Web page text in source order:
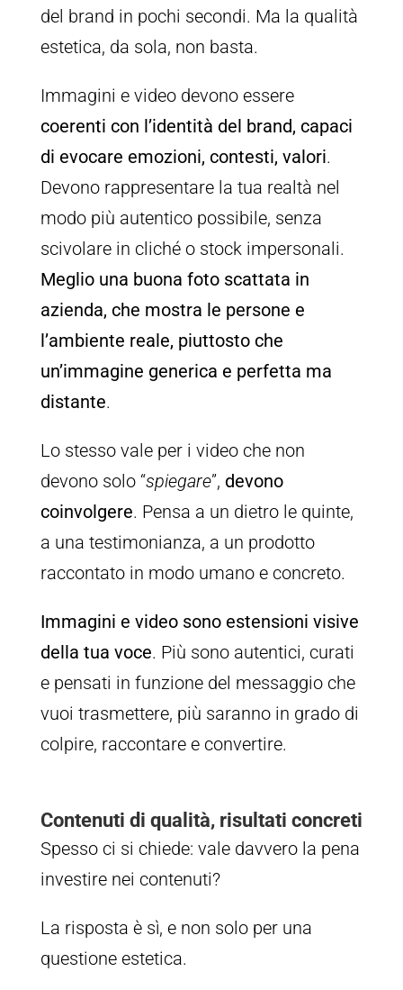
del brand in pochi secondi. Ma la qualità
estetica, da sola, non basta.
Immagini e video devono essere
coerenti con l’identità del brand, capaci
di evocare emozioni, contesti, valori.
Devono rappresentare la tua realtà nel
modo più autentico possibile, senza
scivolare in cliché o stock impersonali.
Meglio una buona foto scattata in
azienda, che mostra le persone e
l’ambiente reale, piuttosto che
un’immagine generica e perfetta ma
distante.
Lo stesso vale per i video che non
devono solo “spiegare”, devono
coinvolgere. Pensa a un dietro le quinte,
a una testimonianza, a un prodotto
raccontato in modo umano e concreto.
Immagini e video sono estensioni visive
della tua voce. Più sono autentici, curati
e pensati in funzione del messaggio che
vuoi trasmettere, più saranno in grado di
colpire, raccontare e convertire.
Contenuti di qualità, risultati concreti
Spesso ci si chiede: vale davvero la pena
investire nei contenuti?
La risposta è sì, e non solo per una
questione estetica.